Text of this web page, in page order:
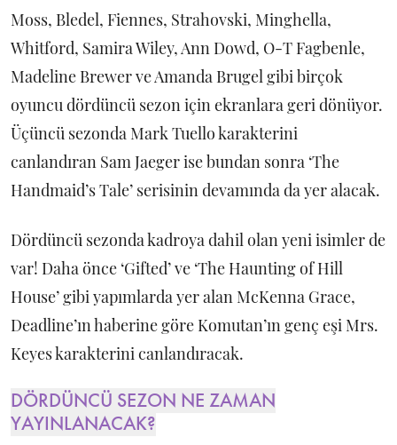
Moss, Bledel, Fiennes, Strahovski, Minghella,
Whitford, Samira Wiley, Ann Dowd, O-T Fagbenle,
Madeline Brewer ve Amanda Brugel gibi birçok
oyuncu dördüncü sezon için ekranlara geri dönüyor.
Üçüncü sezonda Mark Tuello karakterini
canlandıran Sam Jaeger ise bundan sonra ‘The
Handmaid’s Tale’ serisinin devamında da yer alacak.
Dördüncü sezonda kadroya dahil olan yeni isimler de
var! Daha önce ‘Gifted’ ve ‘The Haunting of Hill
House’ gibi yapımlarda yer alan McKenna Grace,
Deadline’ın haberine göre Komutan’ın genç eşi Mrs.
Keyes karakterini canlandıracak.
DÖRDÜNCÜ SEZON NE ZAMAN
YAYINLANACAK?